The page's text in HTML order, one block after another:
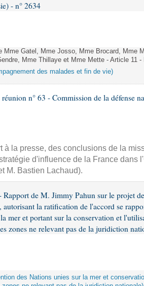
- n° 2634
Mme Gatel, Mme Josso, Mme Brocard, Mme
Mme Thillaye et Mme Mette - Article 11 -
des malades et fin de vie)
n° 63 - Commission de la défense
à la presse, des conclusions de la
d'influence de la France dans
M. Bastien Lachaud).
Rapport de M. Jimmy Pahun sur le projet
autorisant la ratification de l'accord se
mer et portant sur la conservation et
zones ne relevant pas de la juridiction
des Nations unies sur la mer et